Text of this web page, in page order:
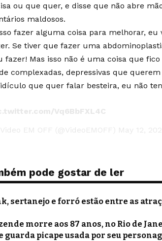
ou que quer, e disse que não abre
maldosos.
fazer alguma coisa para melhorar,
Se tiver que fazer uma
fazer! Mas isso não é uma coisa que
complexadas, depressivas que
que quer falar besteira, eu não
Vq6BbFXL4C
EM OFF (@VideoEMOFF) May 12,
pode gostar de ler
sertanejo e forró estão entre as
morre aos 87 anos, no Rio de
guarda picape usada por seu